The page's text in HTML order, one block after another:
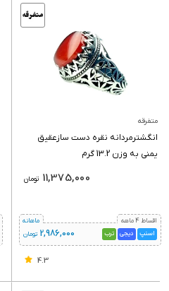
متفرقه
انگشترمردانه نقره دست سازعقیق
یمنی به وزن 13.2 گرم
تومان 11,375,000
اقساط 4 ماهه
اسنپ
دیجی ترب 2,986,000 تومان
ماهانه
4.3